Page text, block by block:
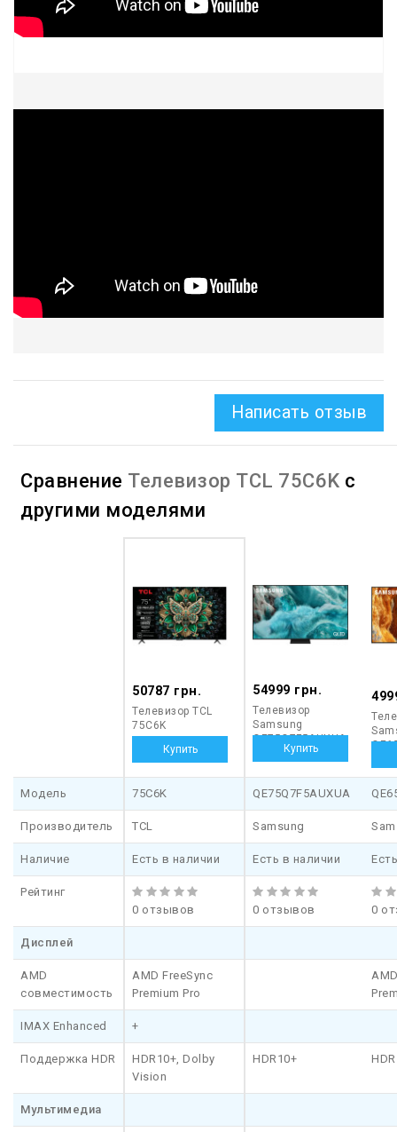
Написать отзыв
Сравнение Телевизор TCL 75C6K с
другими моделями
50787 грн.
Телевизор TCL
75C6K
54999 грн.
Телевизор
Samsung
QE75Q7F5AUXUA
Модель 75C6K QE75Q7F5AUXUA
Производитель TCL Samsung
Наличие Есть в наличии Есть в наличии
Рейтинг
0 отзывов
0 отзывов 0
Дисплей
AMD
совместимость
AMD FreeSync
Premium Pro
IMAX Enhanced +
Поддержка HDR
HDR10+, Dolby
Vision
HDR10+
Мультимедиа